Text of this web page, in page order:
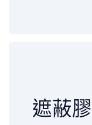
遮蔽